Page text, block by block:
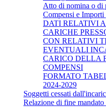
Atto di nomina o di
Compensi e Importi
DATI RELATIVI
CARICHE
CON RELATIVI
EVENTUALI
CARICO DELLA
COMPENSI
FORMATO
2024-2029
Soggetti cessati
Relazione di fine